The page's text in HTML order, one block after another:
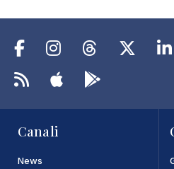
Canali
News